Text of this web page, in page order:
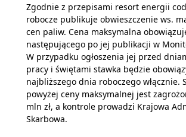
Zgodnie z przepisami resort energii
robocze publikuje obwieszczenie ws.
cen paliw. Cena maksymalna
następującego po jej publikacji w
W przypadku ogłoszenia jej przed
pracy i świętami stawka będzie
najbliższego dnia roboczego włącznie.
powyżej ceny maksymalnej jest
mln zł, a kontrole prowadzi Krajowa
Skarbowa.